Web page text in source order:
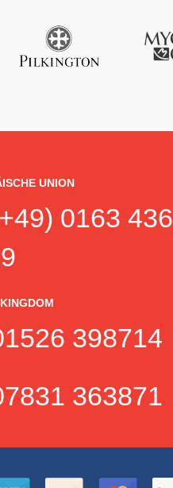
UNION
0163 436
398714
363871